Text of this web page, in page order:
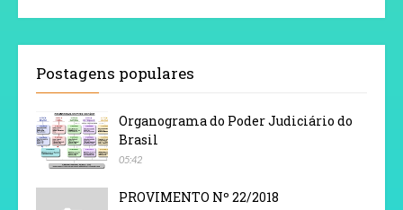
Postagens populares
Organograma do Poder Judiciário do
Brasil
05:42
PROVIMENTO Nº 22/2018